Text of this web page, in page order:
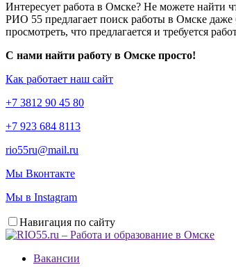
Интересует работа в Омске? Не можете найти
РИО 55 предлагает поиск работы в Омске даже
просмотреть, что предлагается и требуется
С нами найти работу в Омске просто!
Как работает наш сайт
+7 3812 90 45 80
+7 923 684 8113
rio55ru@mail.ru
Мы Вконтакте
Мы в Instagram
Навигация по сайту
Вакансии